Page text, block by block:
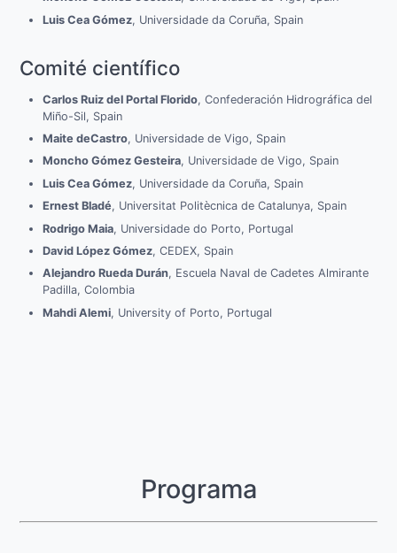
Luis Cea Gómez, Universidade da Coruña, Spain
Comité científico
Carlos Ruiz del Portal Florido, Confederación Hidrográfica del
Miño-Sil, Spain
Maite deCastro, Universidade de Vigo, Spain
Moncho Gómez Gesteira, Universidade de Vigo, Spain
Luis Cea Gómez, Universidade da Coruña, Spain
Ernest Bladé, Universitat Politècnica de Catalunya, Spain
Rodrigo Maia, Universidade do Porto, Portugal
David López Gómez, CEDEX, Spain
Alejandro Rueda Durán, Escuela Naval de Cadetes Almirante
Padilla, Colombia
Mahdi Alemi, University of Porto, Portugal
Programa